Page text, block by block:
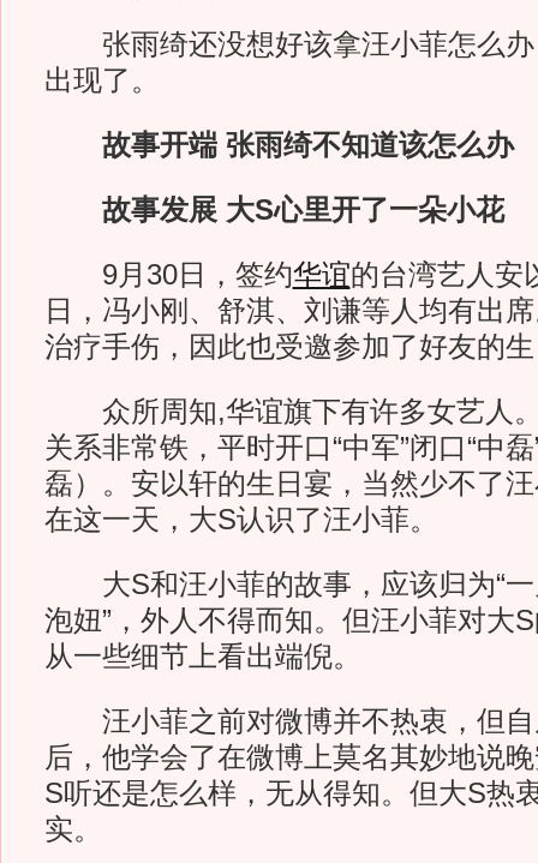
张雨绮还没想好该拿汪小菲怎么办
出现了。
故事开端 张雨绮不知道该怎么办
故事发展 大S心里开了一朵小花
9月30日，签约华谊的台湾艺人安
日，冯小刚、舒淇、刘谦等人均有出
治疗手伤，因此也受邀参加了好友的
众所周知,华谊旗下有许多女艺人
关系非常铁，平时开口“中军”闭口“中
磊）。安以轩的生日宴，当然少不了
在这一天，大S认识了汪小菲。
大S和汪小菲的故事，应该归为“一
泡妞”，外人不得而知。但汪小菲对大
从一些细节上看出端倪。
汪小菲之前对微博并不热衷，但自
后，他学会了在微博上莫名其妙地说
S听还是怎么样，无从得知。但大S热
实。